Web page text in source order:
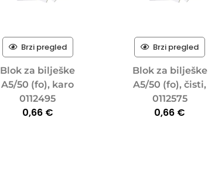
Brzi pregled
Blok za bilješke
A5/50 (fo), karo
0112495
0,66 €
Brzi pregled
Blok za bilješke
A5/50 (fo), čisti,
0112575
0,66 €